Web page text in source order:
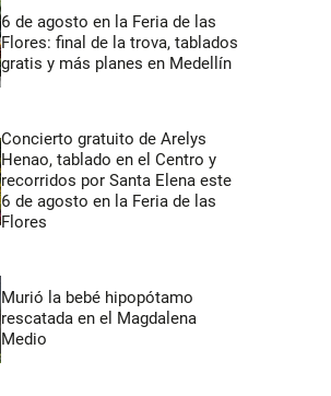
6 de agosto en la Feria de las
Flores: final de la trova, tablados
gratis y más planes en Medellín
Concierto gratuito de Arelys
Henao, tablado en el Centro y
recorridos por Santa Elena este
6 de agosto en la Feria de las
Flores
Murió la bebé hipopótamo
rescatada en el Magdalena
Medio